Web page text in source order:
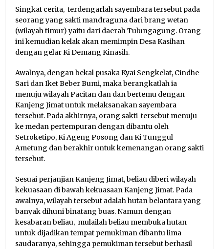
Singkat cerita, terdengarlah sayembara tersebut pada
seorang yang sakti mandraguna dari brang wetan
(wilayah timur) yaitu dari daerah Tulungagung. Orang
ini kemudian kelak akan memimpin Desa Kasihan
dengan gelar Ki Demang Kinasih.
Awalnya, dengan bekal pusaka Kyai Sengkelat, Cindhe
Sari dan Iket Beber Bumi, maka berangkatlah ia
menuju wilayah Pacitan dan dan bertemu dengan
Kanjeng Jimat untuk melaksanakan sayembara
tersebut. Pada akhirnya, orang sakti tersebut menuju
ke medan pertempuran dengan dibantu oleh
Setroketipo, Ki Ageng Posong dan Ki Tunggul
Ametung dan berakhir untuk kemenangan orang sakti
tersebut.
Sesuai perjanjian Kanjeng Jimat, beliau diberi wilayah
kekuasaan di bawah kekuasaan Kanjeng Jimat. Pada
awalnya, wilayah tersebut adalah hutan belantara yang
banyak dihuni binatang buas. Namun dengan
kesabaran beliau, mulailah beliau membuka hutan
untuk dijadikan tempat pemukiman dibantu lima
saudaranya, sehingga pemukiman tersebut berhasil